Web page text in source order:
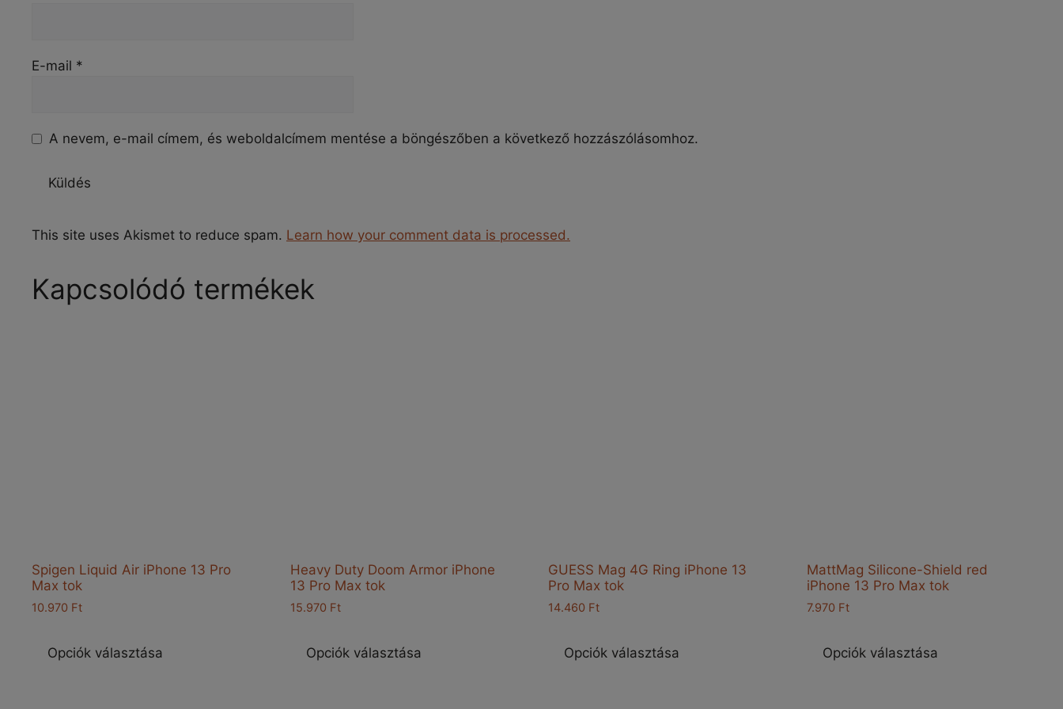
E-mail *
A nevem, e-mail címem, és weboldalcímem mentése a böngészőben a következő hozzászólásomhoz.
This site uses Akismet to reduce spam. Learn how your comment data is processed.
Kapcsolódó termékek
Spigen Liquid Air iPhone 13 Pro
Max tok
10.970 Ft
Opciók választása
Heavy Duty Doom Armor iPhone
13 Pro Max tok
15.970 Ft
Opciók választása
GUESS Mag 4G Ring iPhone 13
Pro Max tok
14.460 Ft
Opciók választása
MattMag Silicone-Shield red
iPhone 13 Pro Max tok
7.970 Ft
Opciók választása